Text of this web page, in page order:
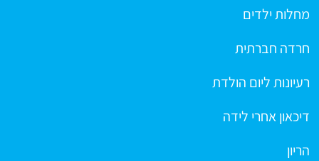
מחלות ילדים
חרדה חברתית
רעיונות ליום הולדת
דיכאון אחרי לידה
הריון